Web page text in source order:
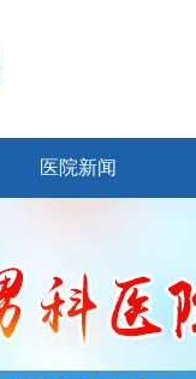
医院新闻